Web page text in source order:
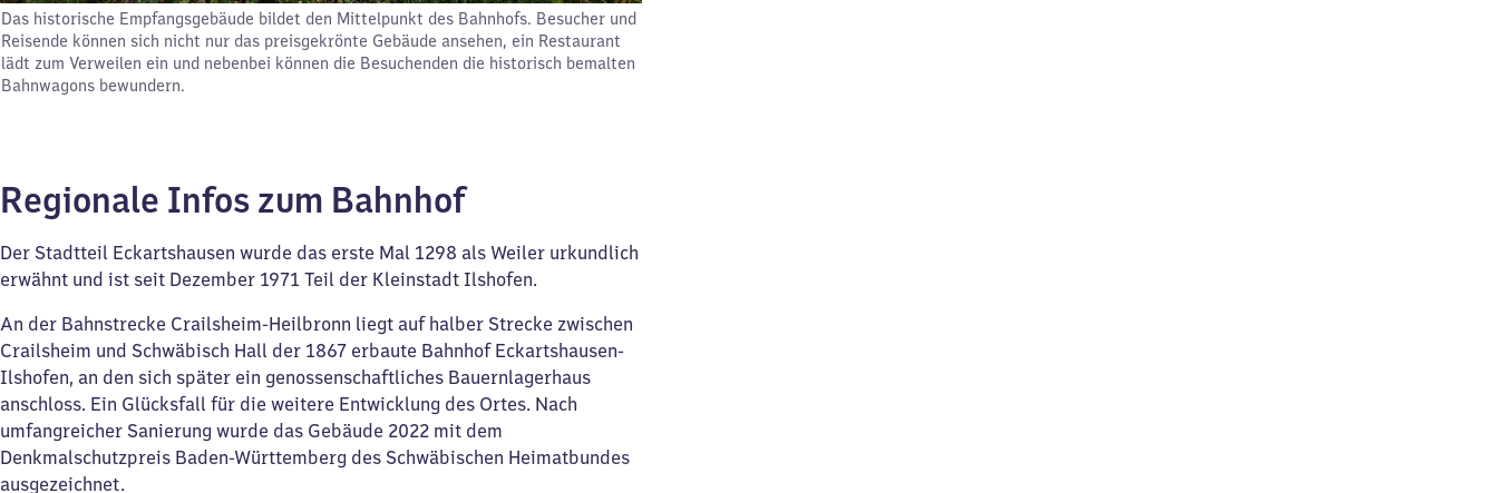
Das historische Empfangsgebäude bildet den Mittelpunkt des Bahnhofs. Besucher und
Reisende können sich nicht nur das preisgekrönte Gebäude ansehen, ein Restaurant
lädt zum Verweilen ein und nebenbei können die Besuchenden die historisch bemalten
Bahnwagons bewundern.
Regionale Infos zum Bahnhof
Der Stadtteil Eckartshausen wurde das erste Mal 1298 als Weiler urkundlich
erwähnt und ist seit Dezember 1971 Teil der Kleinstadt Ilshofen.
An der Bahnstrecke Crailsheim-Heilbronn liegt auf halber Strecke zwischen
Crailsheim und Schwäbisch Hall der 1867 erbaute Bahnhof Eckartshausen-
Ilshofen, an den sich später ein genossenschaftliches Bauernlagerhaus
anschloss. Ein Glücksfall für die weitere Entwicklung des Ortes. Nach
umfangreicher Sanierung wurde das Gebäude 2022 mit dem
Denkmalschutzpreis Baden-Württemberg des Schwäbischen Heimatbundes
ausgezeichnet.